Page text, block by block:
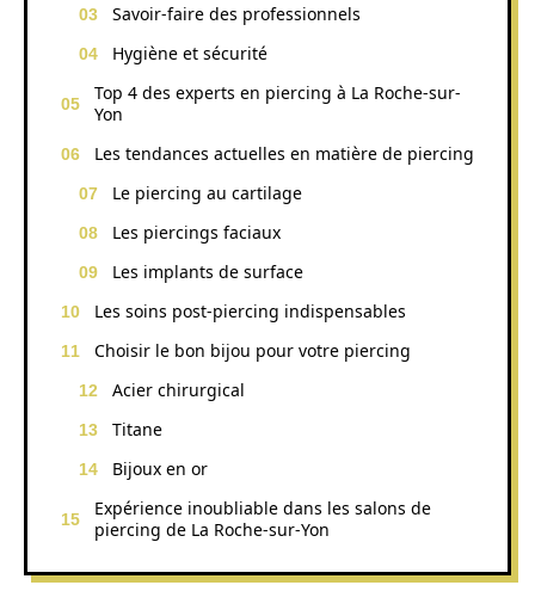
Savoir-faire des professionnels
Hygiène et sécurité
Top 4 des experts en piercing à La Roche-sur-
Yon
Les tendances actuelles en matière de piercing
Le piercing au cartilage
Les piercings faciaux
Les implants de surface
Les soins post-piercing indispensables
Choisir le bon bijou pour votre piercing
Acier chirurgical
Titane
Bijoux en or
Expérience inoubliable dans les salons de
piercing de La Roche-sur-Yon